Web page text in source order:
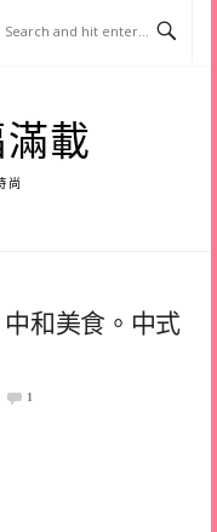
載
尚
和美食。中式
1